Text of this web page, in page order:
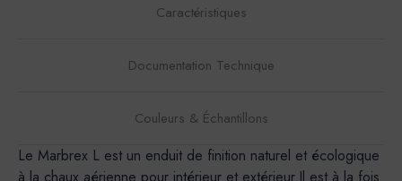
Caractéristiques
Documentation Technique
Couleurs & Échantillons
Le Marbrex L est un enduit de finition naturel et écologique
à la chaux aérienne pour intérieur et extérieur.Il est à la fois